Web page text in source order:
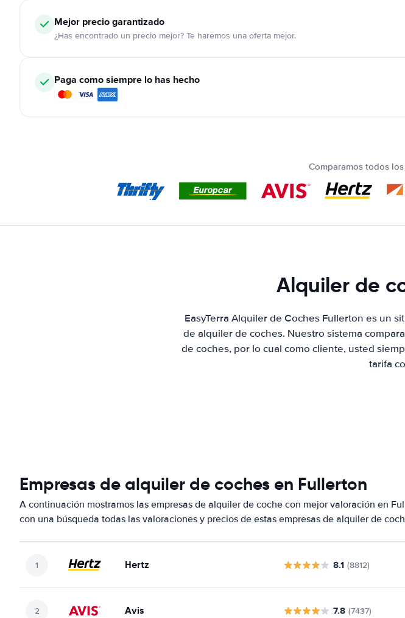
Mejor precio garantizado
¿Has encontrado un precio mejor? Te haremos una oferta mejor.
Paga como siempre lo has hecho
Comparamos todos
Alquiler de
EasyTerra Alquiler de Coches Fullerton es un
de alquiler de coches. Nuestro sistema
de coches, por lo cual como cliente, usted
tarifa
Empresas de alquiler de coches en Fullerton
A continuación mostramos las empresas de alquiler de coche con mejor valoración en
con una búsqueda todas las valoraciones y precios de estas empresas de alquiler de
Hertz 8.1 (8812)
Avis 7.8 (7437)